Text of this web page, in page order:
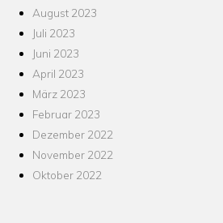
August 2023
Juli 2023
Juni 2023
April 2023
März 2023
Februar 2023
Dezember 2022
November 2022
Oktober 2022